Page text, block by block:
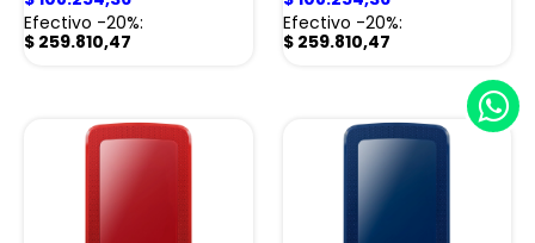
Efectivo -20%:
$ 259.810,47
Efectivo -20%:
$ 259.810,47